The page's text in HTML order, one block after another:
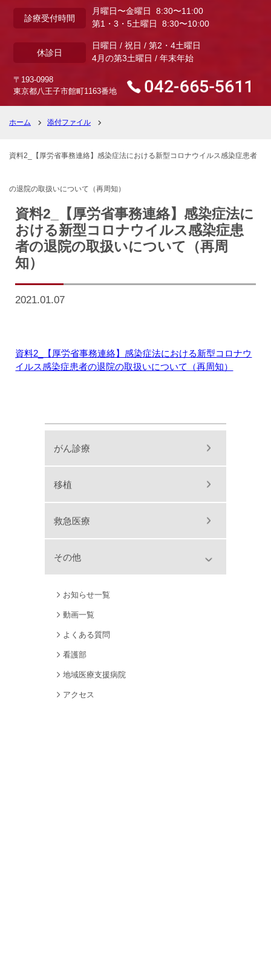
診療受付時間
月曜日〜金曜日 8:30〜11:00
第1・3・5土曜日 8:30〜10:00
休診日
日曜日 / 祝日 / 第2・4土曜日
4月の第3土曜日 / 年末年始
〒193-0998
東京都八王子市館町1163番地
ホーム 添付ファイル
資料2_【厚労省事務連絡】感染症法における新型コロナウイルス感染症患者
の退院の取扱いについて（再周知）
資料2_【厚労省事務連絡】感染症法に
おける新型コロナウイルス感染症患
者の退院の取扱いについて（再周
知）
2021.01.07
資料2_【厚労省事務連絡】感染症法における新型コロナウ
イルス感染症患者の退院の取扱いについて（再周知）
がん診療
移植
救急医療
その他
お知らせ一覧
動画一覧
よくある質問
看護部
地域医療支援病院
アクセス